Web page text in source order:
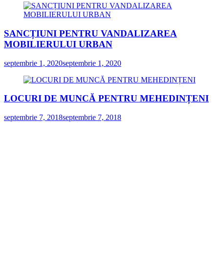
SANCȚIUNI PENTRU VANDALIZAREA
MOBILIERULUI URBAN
septembrie 1, 2020septembrie 1, 2020
LOCURI DE MUNCĂ PENTRU MEHEDINȚENI
septembrie 7, 2018septembrie 7, 2018